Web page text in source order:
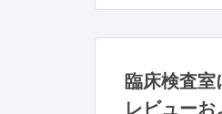
臨床検査室
レビュー